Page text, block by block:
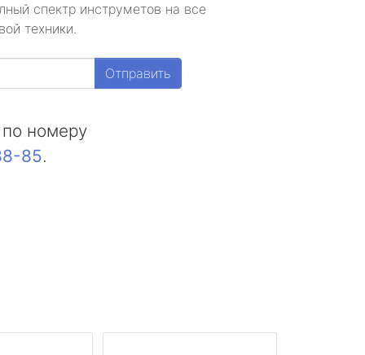
спектр инструметов на все
техники.
Отправить
номеру
85.